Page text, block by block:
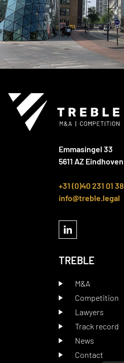
Emmasingel 33
5611 AZ Eindhoven
+31 (0)40 231 01 38
info@treble.legal
TREBLE
M&A
Competition
Lawyers
Track record
News
Contact